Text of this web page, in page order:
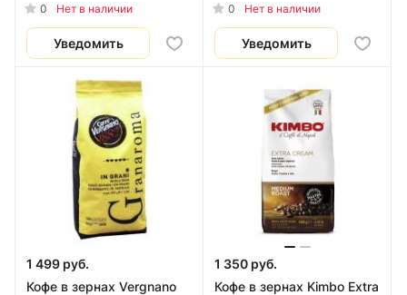
0 Нет в наличии
Уведомить
0 Нет в наличии
Уведомить
1 499 руб.
Кофе в зернах Vergnano
1 350 руб.
Кофе в зернах Kimbo Extra